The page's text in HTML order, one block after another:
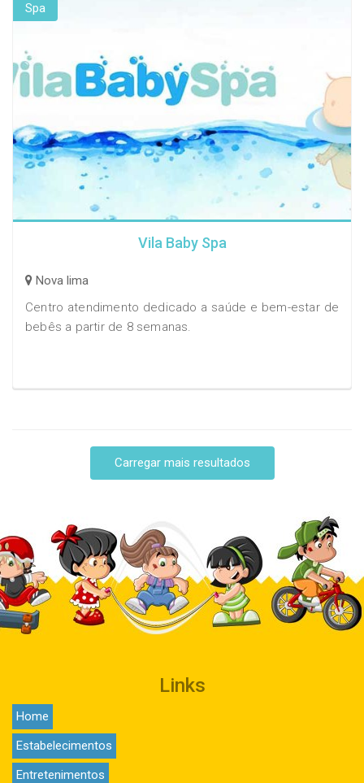
Spa
Vila Baby Spa
Nova lima
Centro atendimento dedicado a saúde e bem-estar de
bebês a partir de 8 semanas.
Carregar mais resultados
Links
Home
Estabelecimentos
Entretenimentos